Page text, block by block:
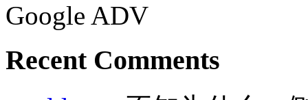
Google ADV
Recent Comments